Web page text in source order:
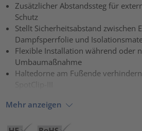
Zusätzlicher Abstandssteg für
Schutz
Stellt Sicherheitsabstand zwischen
Dampfsperrfolie und
Flexible Installation während oder
Umbaumaßnahme
Haltedorne am Fußende
Mehr anzeigen